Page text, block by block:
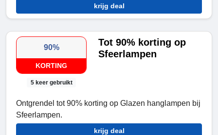
krijg deal
90%
KORTING
5 keer gebruikt
Tot 90% korting op
Sfeerlampen
Ontgrendel tot 90% korting op Glazen hanglampen bij
Sfeerlampen.
krijg deal